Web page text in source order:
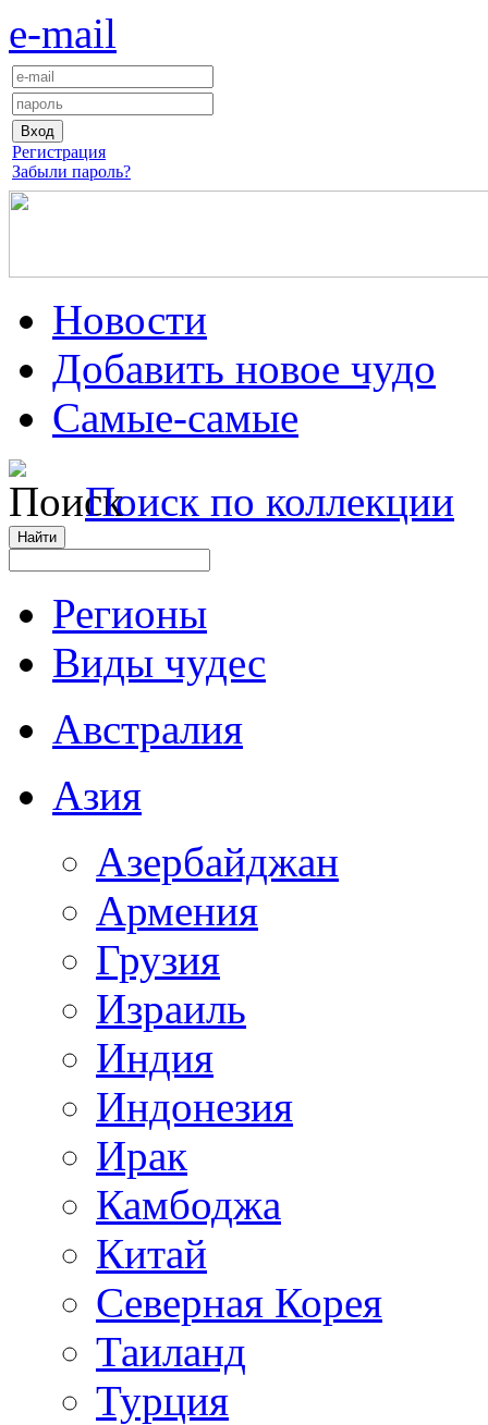
e-mail
Регистрация
Забыли пароль?
Новости
Добавить новое чудо
Самые-самые
Поиск по коллекции
Регионы
Виды чудес
Австралия
Азия
Азербайджан
Армения
Грузия
Израиль
Индия
Индонезия
Ирак
Камбоджа
Китай
Северная Корея
Таиланд
Турция